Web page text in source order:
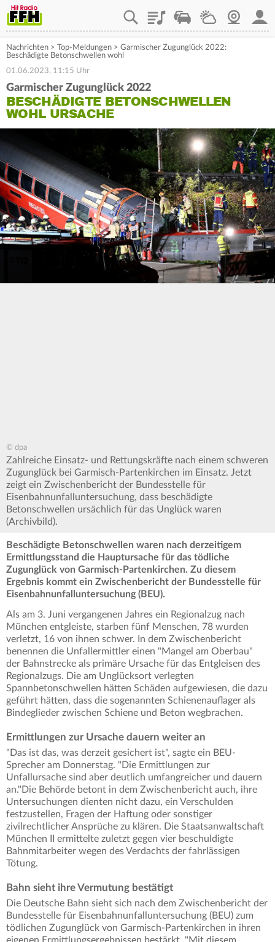
PlaylistStaupilotWetterWebcam
Nachrichten > Top-Meldungen > Garmischer Zugunglück 2022:
Beschädigte Betonschwellen wohl
01.06.2023, 11:15 Uhr
Garmischer Zugunglück 2022
BESCHÄDIGTE BETONSCHWELLEN
WOHL URSACHE
© dpa
Zahlreiche Einsatz- und Rettungskräfte nach einem schweren
Zugunglück bei Garmisch-Partenkirchen im Einsatz. Jetzt
zeigt ein Zwischenbericht der Bundesstelle für
Eisenbahnunfalluntersuchung, dass beschädigte
Betonschwellen ursächlich für das Unglück waren
(Archivbild).
Beschädigte Betonschwellen waren nach derzeitigem
Ermittlungsstand die Hauptursache für das tödliche
Zugunglück von Garmisch-Partenkirchen. Zu diesem
Ergebnis kommt ein Zwischenbericht der Bundesstelle für
Eisenbahnunfalluntersuchung (BEU).
Als am 3. Juni vergangenen Jahres ein Regionalzug nach
München entgleiste, starben fünf Menschen, 78 wurden
verletzt, 16 von ihnen schwer. In dem Zwischenbericht
benennen die Unfallermittler einen "Mangel am Oberbau"
der Bahnstrecke als primäre Ursache für das Entgleisen des
Regionalzugs. Die am Unglücksort verlegten
Spannbetonschwellen hätten Schäden aufgewiesen, die dazu
geführt hätten, dass die sogenannten Schienenauflager als
Bindeglieder zwischen Schiene und Beton wegbrachen.
Ermittlungen zur Ursache dauern weiter an
"Das ist das, was derzeit gesichert ist", sagte ein BEU-
Sprecher am Donnerstag. "Die Ermittlungen zur
Unfallursache sind aber deutlich umfangreicher und dauern
an."Die Behörde betont in dem Zwischenbericht auch, ihre
Untersuchungen dienten nicht dazu, ein Verschulden
festzustellen, Fragen der Haftung oder sonstiger
zivilrechtlicher Ansprüche zu klären. Die Staatsanwaltschaft
München II ermittelte zuletzt gegen vier beschuldigte
Bahnmitarbeiter wegen des Verdachts der fahrlässigen
Tötung.
Bahn sieht ihre Vermutung bestätigt
Die Deutsche Bahn sieht sich nach dem Zwischenbericht der
Bundesstelle für Eisenbahnunfalluntersuchung (BEU) zum
tödlichen Zugunglück von Garmisch-Partenkirchen in ihren